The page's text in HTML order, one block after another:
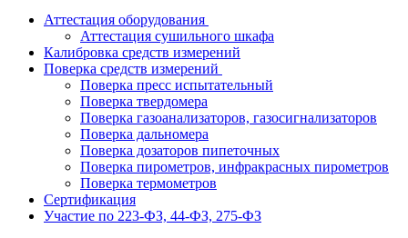
Аттестация оборудования
Аттестация сушильного шкафа
Калибровка средств измерений
Поверка средств измерений
Поверка пресс испытательный
Поверка твердомера
Поверка газоанализаторов, газосигнализаторов
Поверка дальномера
Поверка дозаторов пипеточных
Поверка пирометров, инфракрасных пирометров
Поверка термометров
Сертификация
Участие по 223-ФЗ, 44-ФЗ, 275-ФЗ